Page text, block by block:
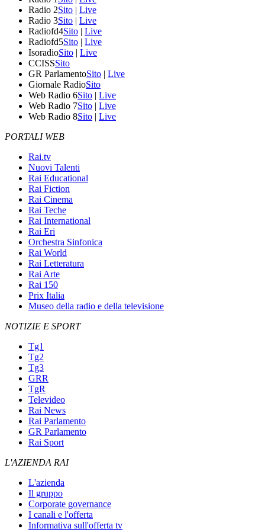
Radio 2Sito | Live
Radio 3Sito | Live
Radiofd4Sito | Live
Radiofd5Sito | Live
IsoradioSito | Live
CCISSSito
GR ParlamentoSito | Live
Giornale RadioSito
Web Radio 6Sito | Live
Web Radio 7Sito | Live
Web Radio 8Sito | Live
PORTALI WEB
Rai.tv
Nuovi Talenti
Rai Educational
Rai Fiction
Rai Cinema
Rai Teche
Rai International
Rai Eri
Orchestra Sinfonica
Rai World
Rai Letteratura
Rai Arte
Rai 150
Prix Italia
Museo della radio e della televisione
NOTIZIE E SPORT
Tg1
Tg2
Tg3
GRR
TgR
Televideo
Rai News
Rai Parlamento
GR Parlamento
Rai Sport
L'AZIENDA RAI
L'azienda
Il gruppo
Corporate governance
I canali e l'offerta
Informativa sull'offerta tv